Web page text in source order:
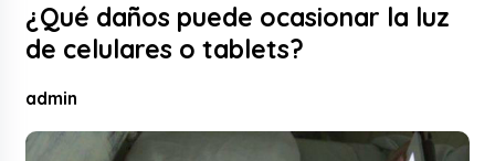
¿Qué daños puede ocasionar la luz
de celulares o tablets?
admin